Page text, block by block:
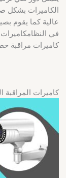
الكاميرات بشكل
عالية كما يقوم
كاميرات مراقبة
كاميرات المراقبة